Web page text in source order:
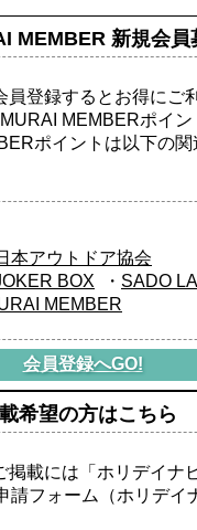
MEMBER新規会員
員登録するとお得にご
MEMBERポイン
ポイントは以下の
本アウトドア協会
BOX
SADO
MEMBER
会員登録へGO!
希望の方はこちら
掲載には「ホリデイナ
請フォーム（ホリデイ